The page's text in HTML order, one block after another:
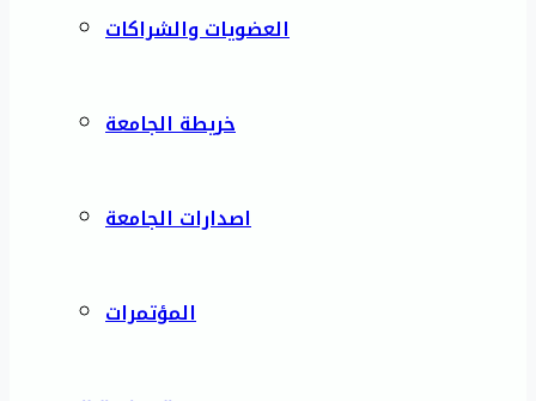
العضويات والشراكات
خريطة الجامعة
اصدارات الجامعة
المؤتمرات